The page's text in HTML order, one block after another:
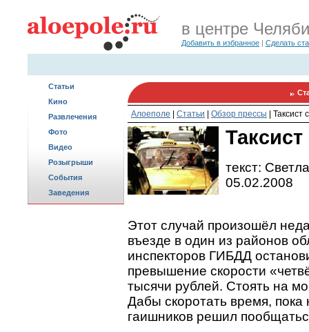
в центре
Добавить в избранное | Сделать
Статьи
Кино
Развлечения
Фото
Видео
Розыгрыши
События
Заведения
Алоеполе Статьи Обзор прессы Таксист
текст:
05.02.2008
Этот случай произошёл
въезде в один из районов
инспекторов ГИБДД
превышение скорости
тысячи рублей. Стоять на
Дабы скоротать время, пока
гаишников решил